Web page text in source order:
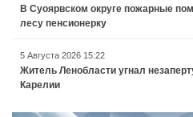
В Суоярвском округе пожарные
лесу пенсионерку
5 Августа 2026 15:22
Житель Ленобласти угнал
Карелии